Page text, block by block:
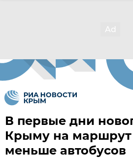
В первые дни
Крыму на
меньше автобусов